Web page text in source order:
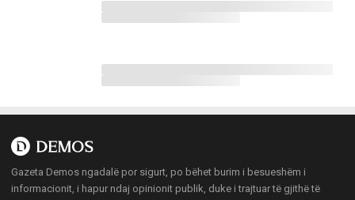
Gazeta Demos ngadalë por sigurt, po bëhet burim i besueshëm i
informacionit, i hapur ndaj opinionit publik, duke i trajtuar të gjithë të